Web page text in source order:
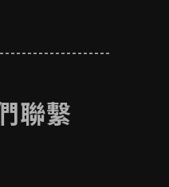
聯繫